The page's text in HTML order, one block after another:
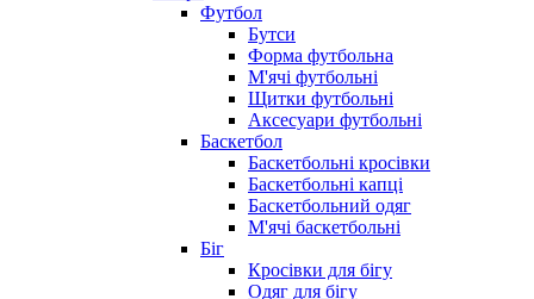
Футбол
Бутси
Форма футбольна
М'ячі футбольні
Щитки футбольні
Аксесуари футбольні
Баскетбол
Баскетбольні кросівки
Баскетбольні капці
Баскетбольний одяг
М'ячі баскетбольні
Біг
Кросівки для бігу
Одяг для бігу